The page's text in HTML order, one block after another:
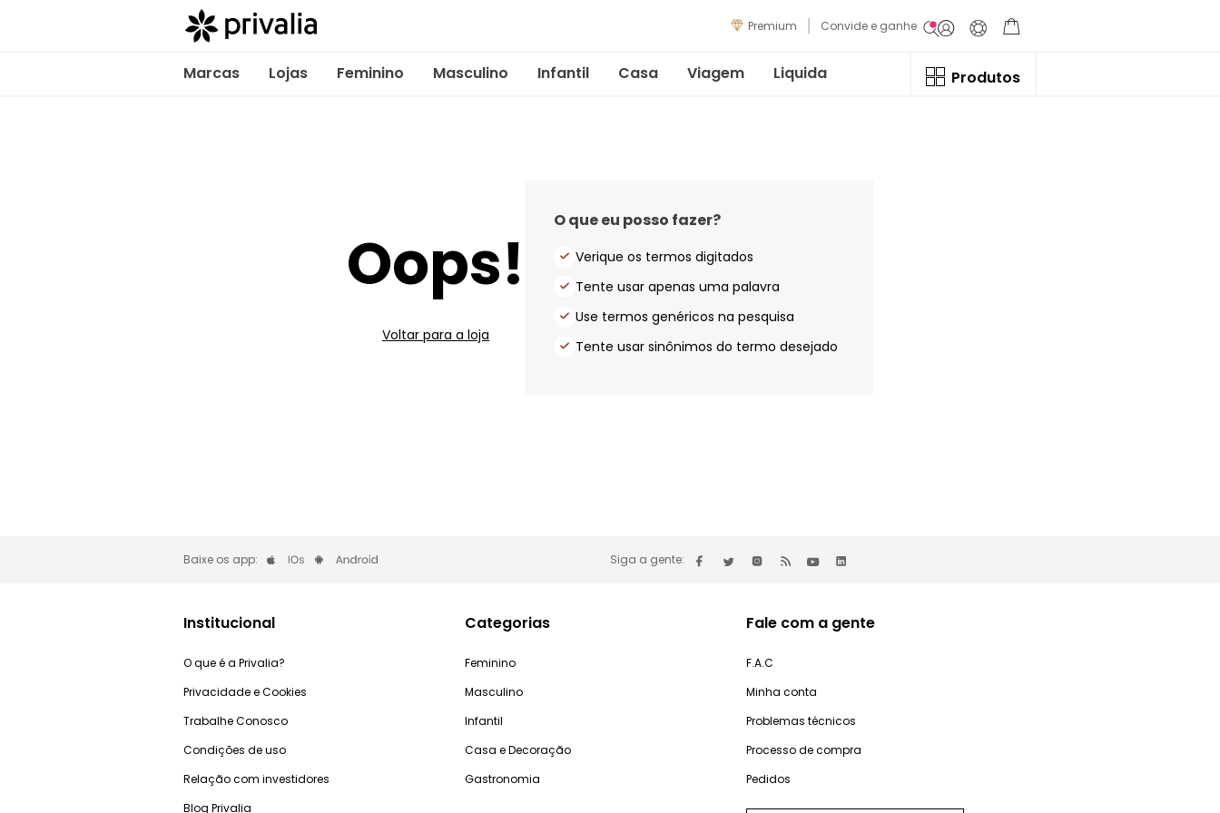
Premium Convide e ganhe
Marcas Lojas Feminino Masculino Infantil Casa Viagem Liquida Produtos
Oops!
Voltar para a loja
O que eu posso fazer?
Verique os termos digitados
Tente usar apenas uma palavra
Use termos genéricos na pesquisa
Tente usar sinônimos do termo desejado
Baixe os app: Siga a gente:
Institucional
O que é a Privalia?
Privacidade e Cookies
Trabalhe Conosco
Condições de uso
Relação com investidores
Blog Privalia
Categorias
Feminino
Masculino
Infantil
Casa e Decoração
Gastronomia
Fale com a gente
F.A.C
Minha conta
Problemas técnicos
Processo de compra
Pedidos